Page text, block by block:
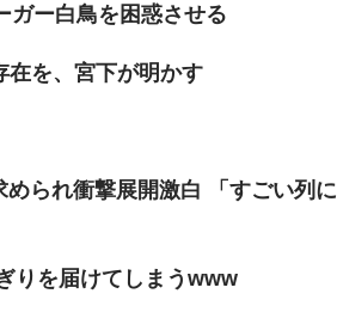
ガー白鳥を困惑させる
在を、宮下が明かす
められ衝撃展開激白 「すごい列に
りを届けてしまうwww